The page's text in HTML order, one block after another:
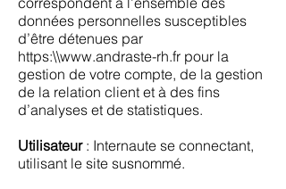
données personnelles susceptibles
d’être détenues par
https:\\www.andraste-rh.fr pour la
gestion de votre compte, de la gestion
de la relation client et à des fins
d’analyses et de statistiques.
Utilisateur : Internaute se connectant,
utilisant le site susnommé.